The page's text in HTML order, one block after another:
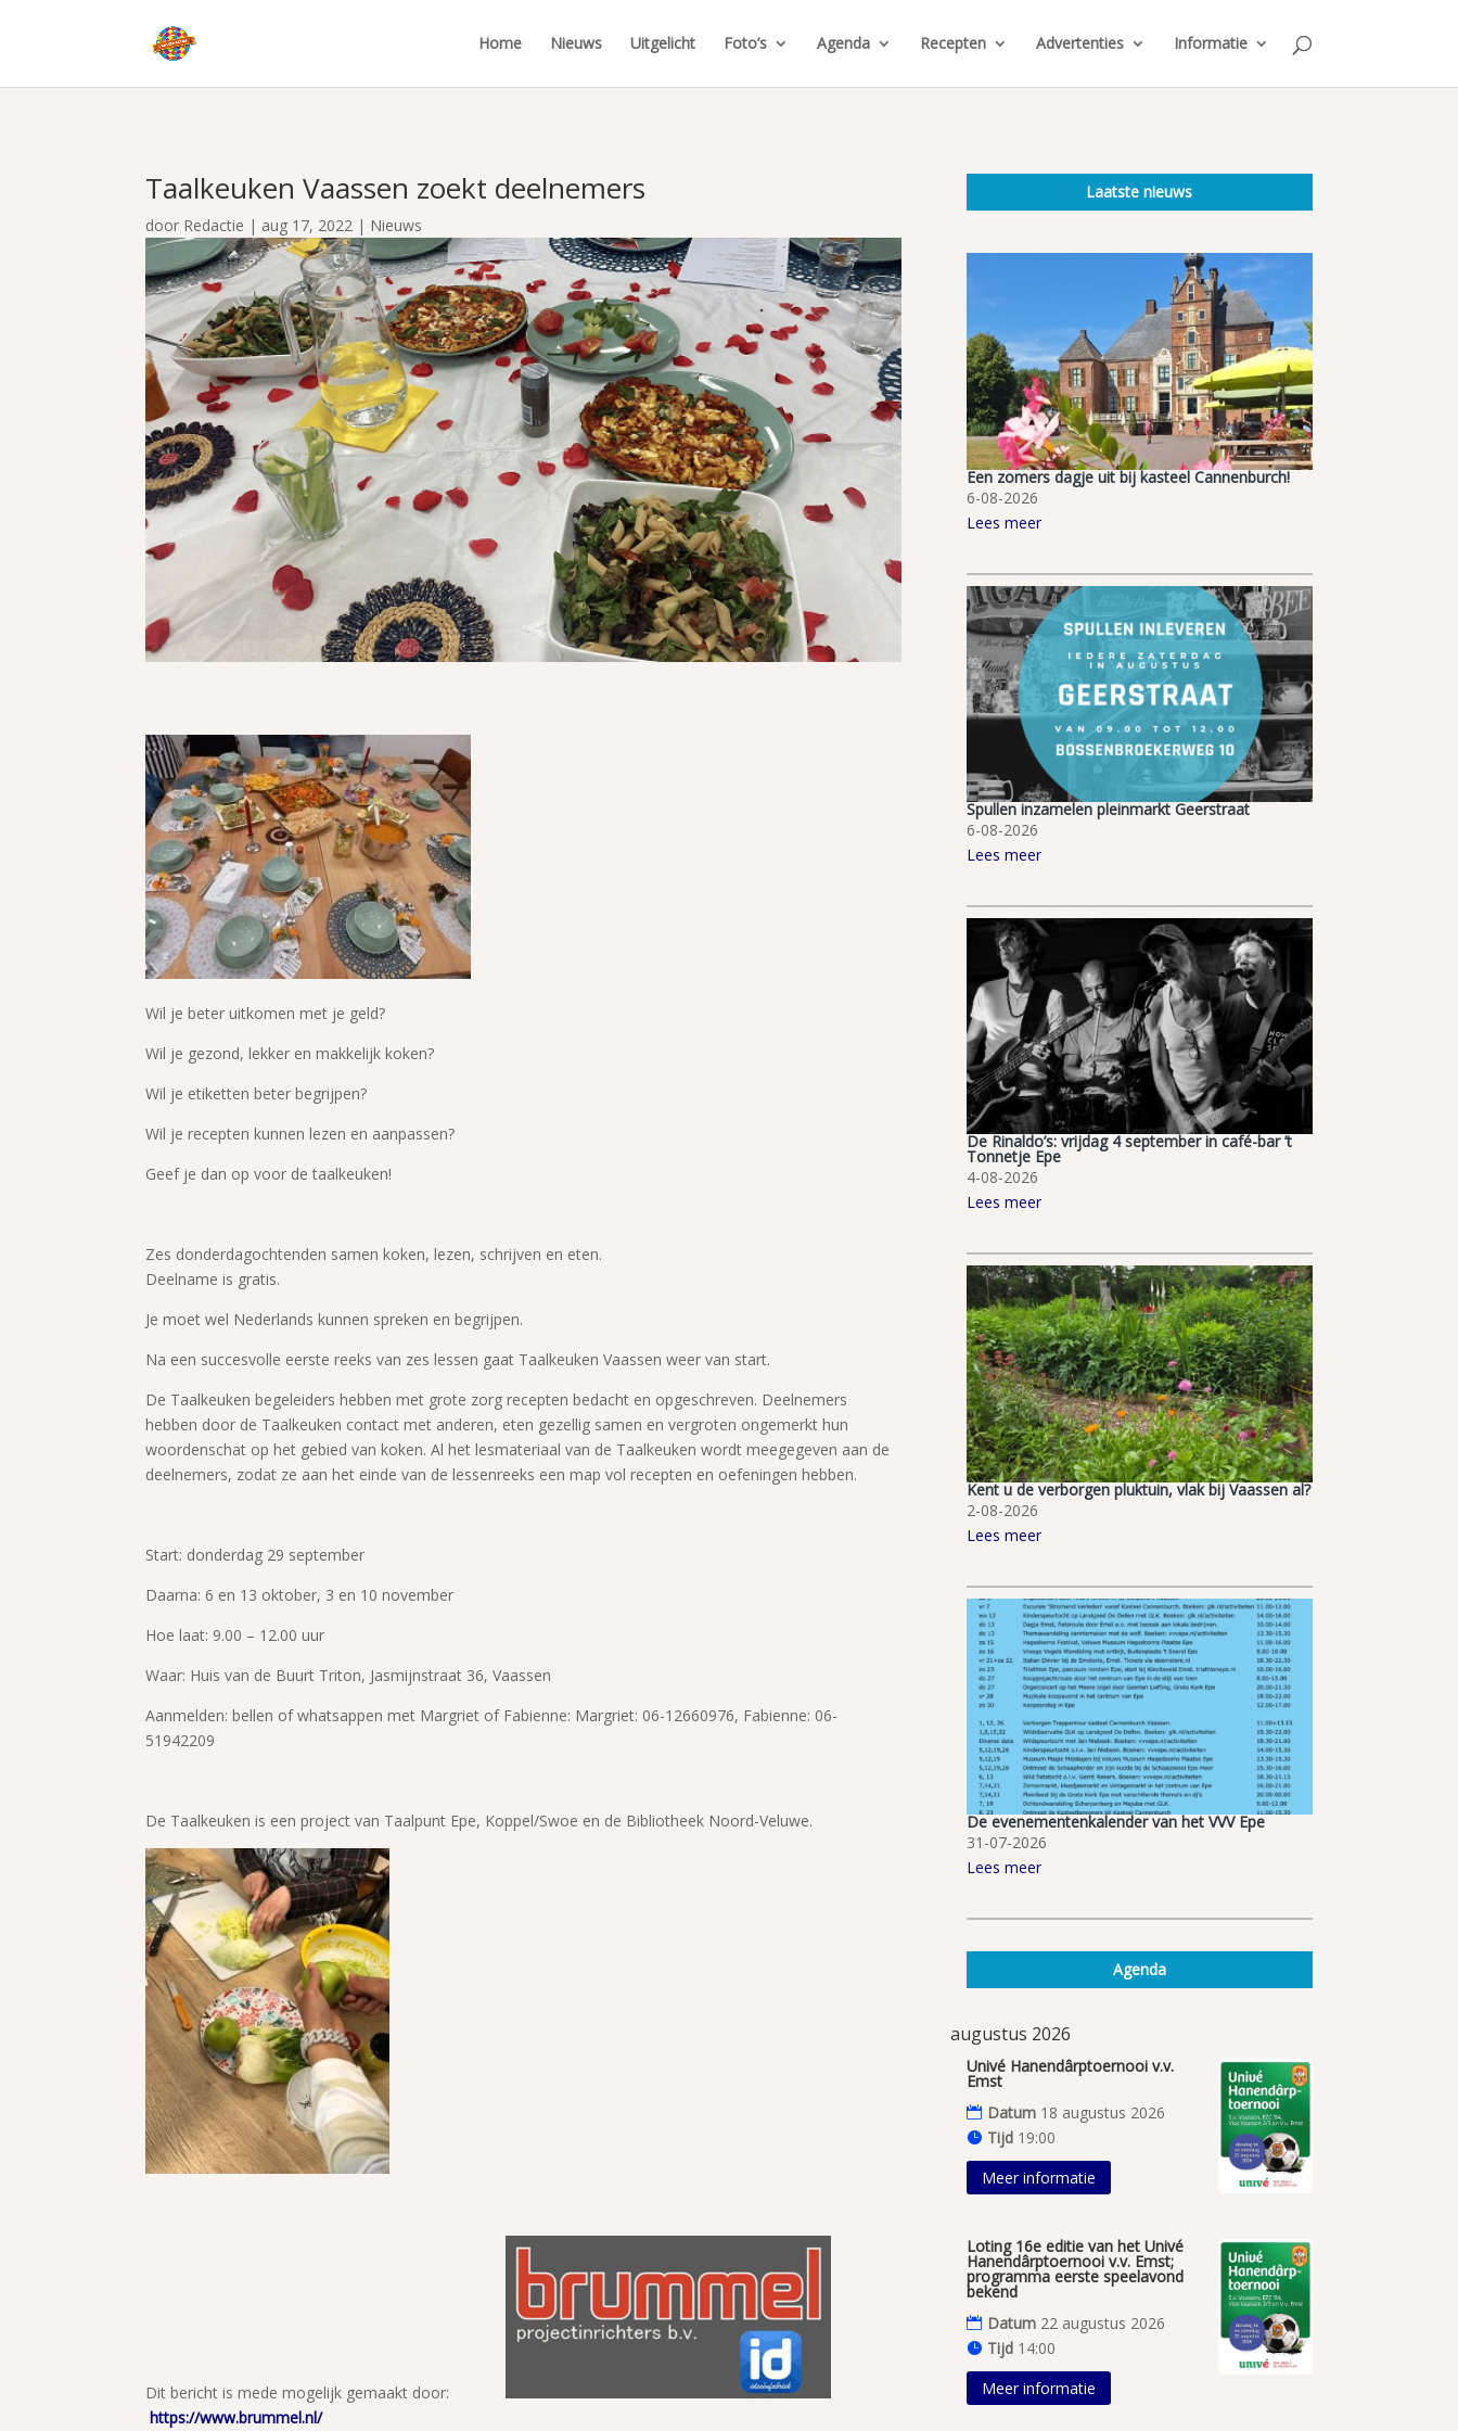
Home Nieuws Uitgelicht Foto’s Agenda Recepten Advertenties Informatie
Taalkeuken Vaassen zoekt deelnemers
door Redactie | aug 17, 2022 | Nieuws
Wil je beter uitkomen met je geld?
Wil je gezond, lekker en makkelijk koken?
Wil je etiketten beter begrijpen?
Wil je recepten kunnen lezen en aanpassen?
Geef je dan op voor de taalkeuken!
Zes donderdagochtenden samen koken, lezen, schrijven en eten.
Deelname is gratis.
Je moet wel Nederlands kunnen spreken en begrijpen.
Na een succesvolle eerste reeks van zes lessen gaat Taalkeuken Vaassen weer van start.
De Taalkeuken begeleiders hebben met grote zorg recepten bedacht en opgeschreven. Deelnemers
hebben door de Taalkeuken contact met anderen, eten gezellig samen en vergroten ongemerkt hun
woordenschat op het gebied van koken. Al het lesmateriaal van de Taalkeuken wordt meegegeven aan de
deelnemers, zodat ze aan het einde van de lessenreeks een map vol recepten en oefeningen hebben.
Start: donderdag 29 september
Daarna: 6 en 13 oktober, 3 en 10 november
Hoe laat: 9.00 – 12.00 uur
Waar: Huis van de Buurt Triton, Jasmijnstraat 36, Vaassen
Aanmelden: bellen of whatsappen met Margriet of Fabienne: Margriet: 06-12660976, Fabienne: 06-
51942209
De Taalkeuken is een project van Taalpunt Epe, Koppel/Swoe en de Bibliotheek Noord-Veluwe.
Dit bericht is mede mogelijk gemaakt door:
https://www.brummel.nl/
Laatste nieuws
Een zomers dagje uit bij kasteel Cannenburch!
6-08-2026
Lees meer
Spullen inzamelen pleinmarkt Geerstraat
6-08-2026
Lees meer
De Rinaldo’s: vrijdag 4 september in café-bar ’t
Tonnetje Epe
4-08-2026
Lees meer
Kent u de verborgen pluktuin, vlak bij Vaassen al?
2-08-2026
Lees meer
De evenementenkalender van het VVV Epe
31-07-2026
Lees meer
Agenda
augustus 2026
Univé Hanendârptoernooi v.v.
Emst
Datum 18 augustus 2026
Tijd 19:00
Meer informatie
Loting 16e editie van het Univé
Hanendârptoernooi v.v. Emst;
programma eerste speelavond
bekend
Datum 22 augustus 2026
Tijd 14:00
Meer informatie